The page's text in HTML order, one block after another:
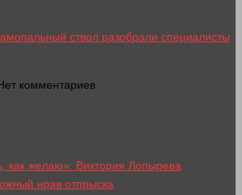
ствол разобрали специалисты
комментариев
как желаю»: Виктория Лопырева
нрав отпрыска